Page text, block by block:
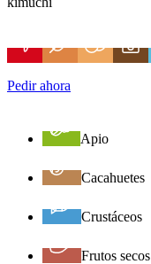
Pedir ahora
Apio
Cacahuetes
Crustáceos
Frutos secos